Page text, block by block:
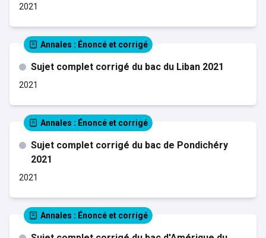
2021
Annales : Énoncé et corrigé
Sujet complet corrigé du bac du Liban 2021
2021
Annales : Énoncé et corrigé
Sujet complet corrigé du bac de Pondichéry
2021
2021
Annales : Énoncé et corrigé